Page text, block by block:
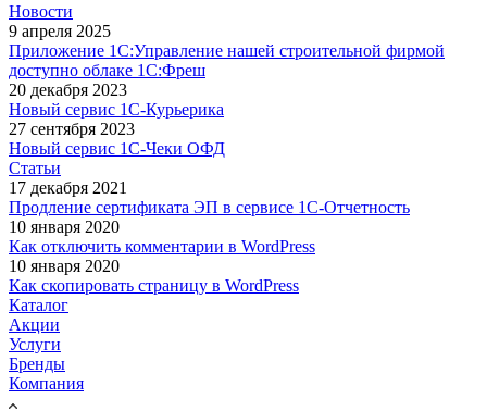
Новости
9 апреля 2025
Приложение 1С:Управление нашей строительной фирмой
доступно облаке 1С:Фреш
20 декабря 2023
Новый сервис 1С-Курьерика
27 сентября 2023
Новый сервис 1С-Чеки ОФД
Статьи
17 декабря 2021
Продление сертификата ЭП в сервисе 1С-Отчетность
10 января 2020
Как отключить комментарии в WordPress
10 января 2020
Как скопировать страницу в WordPress
Каталог
Акции
Услуги
Бренды
Компания